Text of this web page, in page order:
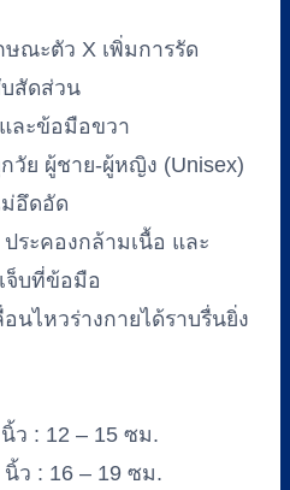
ณะตัว X เพิ่มการรัด
สัดส่วน
ละข้อมือขวา
วัย ผู้ชาย-ผู้หญิง (Unisex)
ม่อึดอัด
ระคองกล้ามเนื้อ และ
จ็บที่ข้อมือ
นไหวร่างกายได้ราบรื่นยิ่ง
ว : 12 – 15 ซม.
นิ้ว : 16 – 19 ซม.